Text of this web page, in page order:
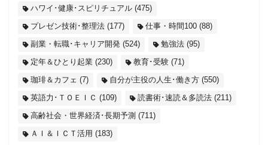
ハワイ･健康･スピリチュアル (475)
プレゼン技術･整理法 (177) 仕事・時間100 (88)
副業・転職･キャリア開発 (524) 勉強法 (95)
定年＆ひとり起業 (230) 教育･受験 (71)
珈琲＆カフェ (7) 自分が主役の人生･働き方 (550)
英語力･ＴＯＥＩＣ (109) 読書術･速読＆多読法 (211)
高齢社会・世界経済･長期予測 (711)
ＡＩ＆ＩＣＴ活用 (183)